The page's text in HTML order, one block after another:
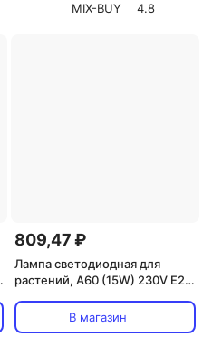
MIX-BUY
4.8
809,47 ₽
Лампа светодиодная для
растений, А60 (15W) 230V E27,
цена за 1 шт.В магазин